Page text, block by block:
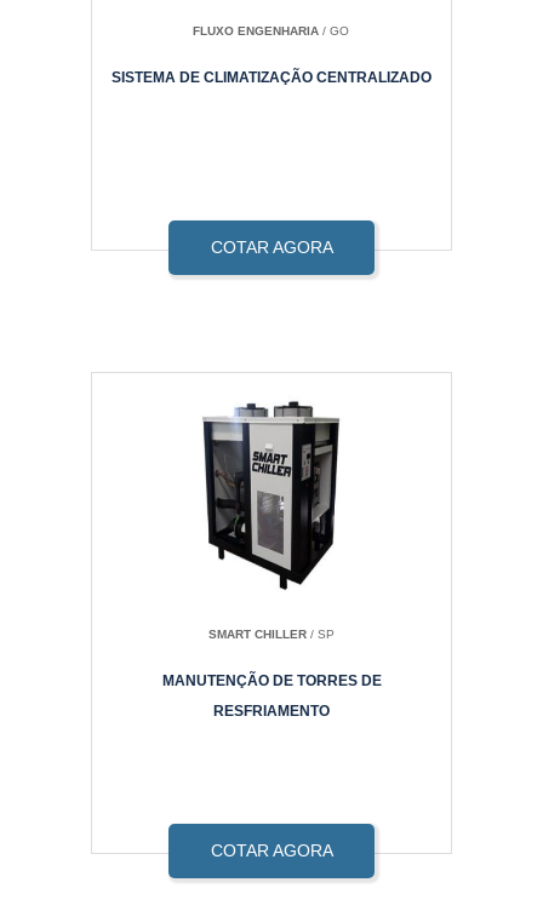
FLUXO ENGENHARIA / GO
SISTEMA DE CLIMATIZAÇÃO CENTRALIZADO
COTAR AGORA
SMART CHILLER/ SP
MANUTENÇÃO DE TORRES DE
RESFRIAMENTO
COTAR AGORA